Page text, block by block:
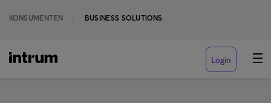
KONSUMENTEN BUSINESS SOLUTIONS
Login